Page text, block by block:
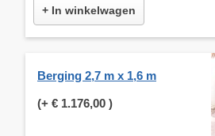
+ In winkelwagen
Berging 2,7 m x 1,6 m
(+ € 1.176,00 )